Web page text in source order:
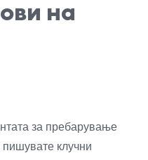
на
за пребарување
клучни